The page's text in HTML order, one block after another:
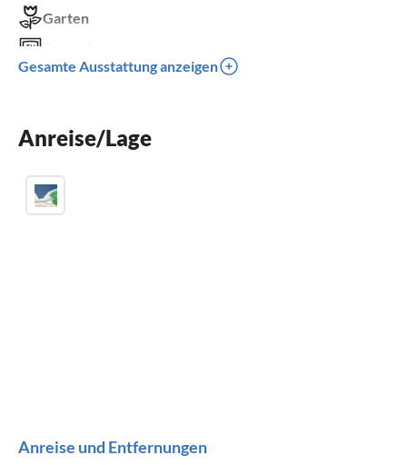
Garten
Terrasse
Balkon
Gesamte Ausstattung anzeigen
Anreise/Lage
Anreise und Entfernungen